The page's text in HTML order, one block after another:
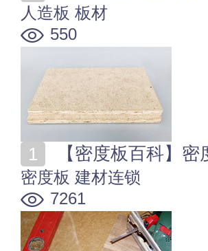
人造板 板材
550
【密度板百科】
密度板 建材连锁
7261